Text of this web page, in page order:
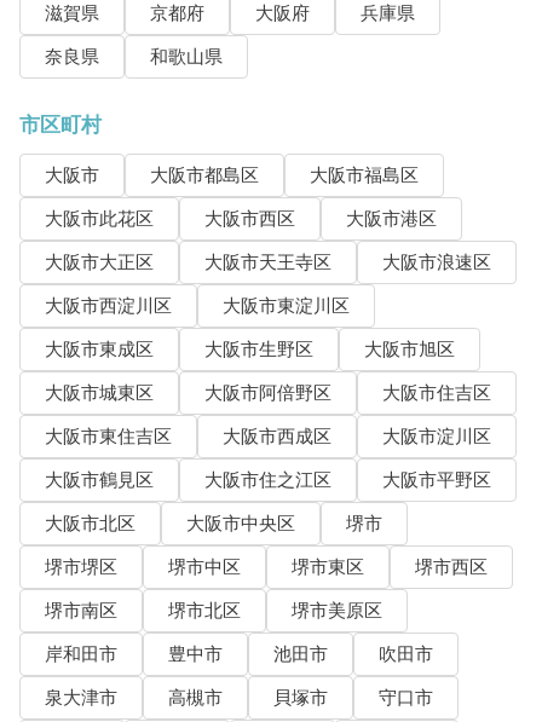
滋賀県 京都府 大阪府
兵庫県
奈良県
和歌山県
市区町村
大阪市 大阪市都島区
大阪市福島区
大阪市此花区
大阪市西区
大阪市港区
大阪市大正区
大阪市天王寺区
大阪市浪速区
大阪市西淀川区
大阪市東淀川区
大阪市東成区
大阪市生野区
大阪市旭区
大阪市城東区
大阪市阿倍野区
大阪市住吉区
大阪市東住吉区
大阪市西成区
大阪市淀川区
大阪市鶴見区
大阪市住之江区
大阪市平野区
大阪市北区
大阪市中央区
堺市
堺市堺区
堺市中区 堺市東区
堺市西区
堺市南区
堺市北区
堺市美原区
岸和田市
豊中市 池田市
吹田市
泉大津市
高槻市 貝塚市
守口市